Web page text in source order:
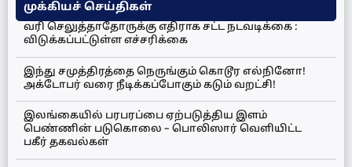
முக்கியச் செய்திகள்
வரி செலுத்தாதோருக்கு எதிராக சட்ட நடவடிக்கை :
விடுக்கப்பட்டுள்ள எச்சரிக்கை
இந்து சமுத்திரத்தை நெருங்கும் கொடூர எல்நினோ!
அக்டோபர் வரை நீடிக்கப்போகும் கடும் வறட்சி!
இலங்கையில் பரபரப்பை ஏற்படுத்திய இளம்
பெண்ணின் படுகொலை – பொலிஸார் வெளியிட்ட
பகீர் தகவல்கள்